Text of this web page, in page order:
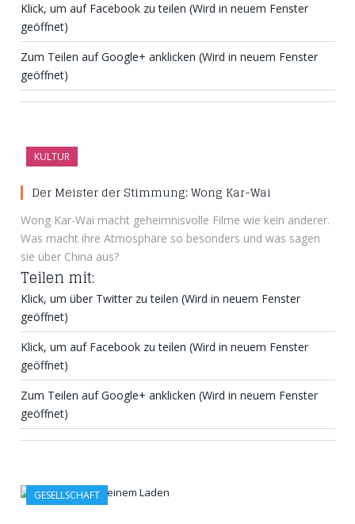
Klick, um auf Facebook zu teilen (Wird in neuem Fenster
geöffnet)
Zum Teilen auf Google+ anklicken (Wird in neuem Fenster
geöffnet)
KULTUR
Der Meister der Stimmung: Wong Kar-Wai
Wong Kar-Wai macht geheimnisvolle Filme wie kein anderer.
Was macht ihre Atmosphäre so besonders und was sagen
sie über China aus?
Teilen mit:
Klick, um über Twitter zu teilen (Wird in neuem Fenster
geöffnet)
Klick, um auf Facebook zu teilen (Wird in neuem Fenster
geöffnet)
Zum Teilen auf Google+ anklicken (Wird in neuem Fenster
geöffnet)
GESELLSCHAFT